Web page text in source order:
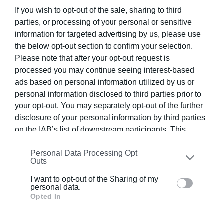
If you wish to opt-out of the sale, sharing to third
parties, or processing of your personal or sensitive
information for targeted advertising by us, please use
the below opt-out section to confirm your selection.
Please note that after your opt-out request is
processed you may continue seeing interest-based
ads based on personal information utilized by us or
personal information disclosed to third parties prior to
your opt-out. You may separately opt-out of the further
disclosure of your personal information by third parties
on the IAB’s list of downstream participants. This
information may also be disclosed by us to third parties
on theIAB’s List of Downstream Participants
that may
further disclose it to other third parties.
Please note that this website/app uses one or more
Google services and may gather and store information
Personal Data Processing Opt
Outs
I want to opt-out of the Sharing of my
personal data.
Opted In
και σε μια χρονική στιγμή όπου η μία δεξαμενή ήταν
σφραγισμένη και η άλλη σχεδόν άδεια. Η
πιθανότητα ατυχήματος από ανθρώπινο λάθος ή άλλη
αιτία πάντα υπάρχει όπως επίσης και οι αυξητικές
τάσεις τρομοκρατικών χτυπημάτων σε τουριστικές
περιοχές προκαλούν ιδιαίτερη ανησυχία.
Για αυτούς τους λόγους άλλωστε τέτοιου είδους
εγκαταστάσεις πρέπει να λειτουργούν σε
συγκεκριμένους χώρους και σίγουρα σε μακρινές
αποστάσεις από κατοικημένες περιοχές.
Αναρωτιόμαστε πώς μπορεί να λειτουργεί μια
εγκατάσταση με μη σύννομη δεξαμενή, όταν ένα
κατάστημα που έχει τμήμα του αυθαίρετο, σφραγίζεται
στο σύνολο του.
δεξαμενή, η οποία σφραγίστηκε τον Ιούλιο του 2013,
αφού έχει χαρακτηριστεί αυθαίρετη;